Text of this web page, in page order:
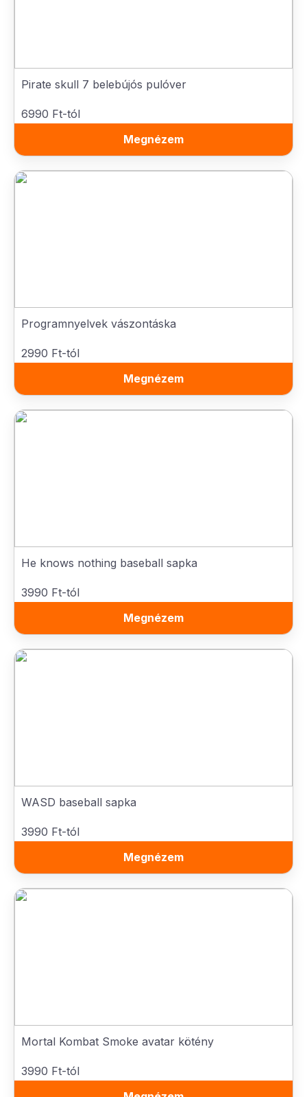
Pirate skull 7 belebújós pulóver
6990 Ft-tól
Megnézem
Programnyelvek vászontáska
2990 Ft-tól
Megnézem
He knows nothing baseball sapka
3990 Ft-tól
Megnézem
WASD baseball sapka
3990 Ft-tól
Megnézem
Mortal Kombat Smoke avatar kötény
3990 Ft-tól